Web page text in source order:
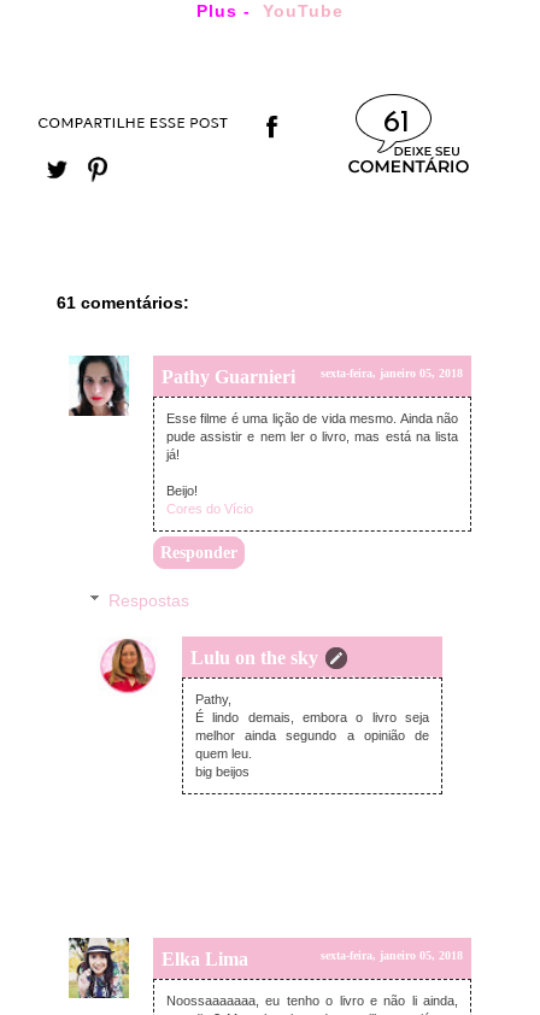
Plus - YouTube
61
61 comentários:
Pathy Guarnieri sexta-feira, janeiro 05, 2018
Esse filme é uma lição de vida mesmo. Ainda não
pude assistir e nem ler o livro, mas está na lista
já!
Beijo!
Cores do Vício
Responder
Respostas
Lulu on the sky
sexta-feira, janeiro 05, 2018
Pathy,
É lindo demais, embora o livro seja
melhor ainda segundo a opinião de
quem leu.
big beijos
Elka Lima sexta-feira, janeiro 05, 2018
Noossaaaaaaa, eu tenho o livro e não li ainda,